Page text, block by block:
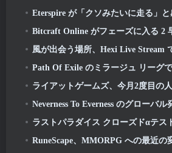
Eterspire が「クソみたいに走る」と感じたことがあるなら, クリエイティブディ
Bitcraft Online がフェーズに入る 2
風が出会う場所、Hexi Live Stream での最初の
Path Of Exile のミラージュ リーグでジンを救
ライアットゲームズ、今月2度目の
Neverness To Everness のグローバ
ラストパラダイス クローズドαテス
RuneScape、MMORPG への最近の変更を考慮したプレミア メン